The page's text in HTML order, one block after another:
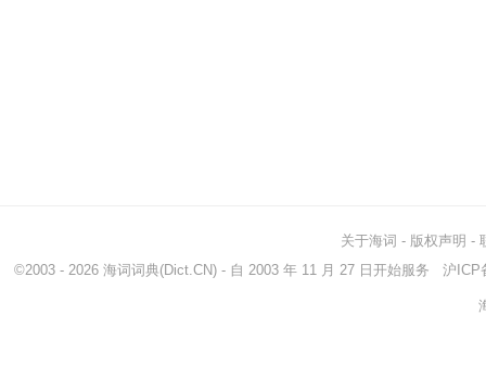
关于海词 - 版权声明 -
©2003 - 2026 海词词典(Dict.CN) - 自 2003 年 11 月 27 日开始服务 沪ICP